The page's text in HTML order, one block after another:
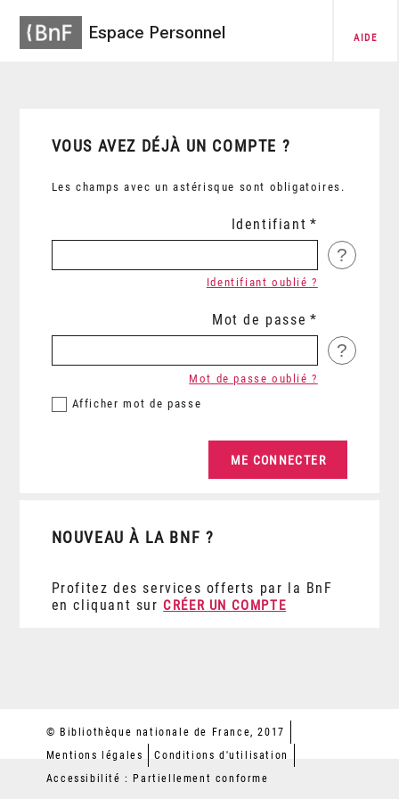
Espace Personnel AIDE
VOUS AVEZ DÉJÀ UN COMPTE ?
Les champs avec un astérisque sont obligatoires.
Identifiant
?
Identifiant oublié ?
Mot de passe
?
Afficher mot de passe
Mot de passe oublié ?
NOUVEAU À LA BNF ?
Profitez des services offerts par la BnF
en cliquant sur CRÉER UN COMPTE
© Bibliothèque nationale de France, 2017
Mentions légales
Conditions d'utilisation
Accessibilité : Partiellement conforme